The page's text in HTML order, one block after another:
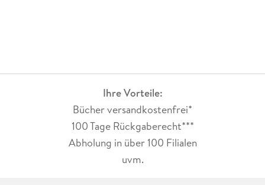
Ihre Vorteile:
Bücher versandkostenfrei*
100 Tage Rückgaberecht***
Abholung in über 100 Filialen
uvm.